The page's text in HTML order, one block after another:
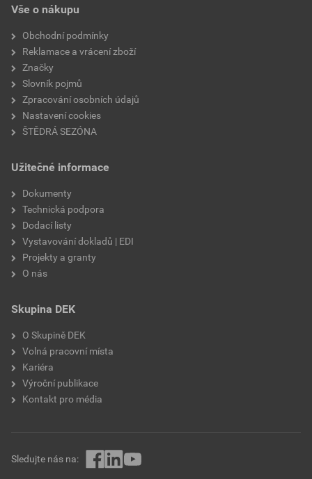
Vše o nákupu
Obchodní podmínky
Reklamace a vrácení zboží
Značky
Slovník pojmů
Zpracování osobních údajů
Nastavení cookies
ŠTĚDRÁ SEZÓNA
Užitečné informace
Dokumenty
Technická podpora
Dodací listy
Vystavování dokladů | EDI
Projekty a granty
O nás
Skupina DEK
O Skupině DEK
Volná pracovní místa
Kariéra
Výroční publikace
Kontakt pro média
Sledujte nás na: